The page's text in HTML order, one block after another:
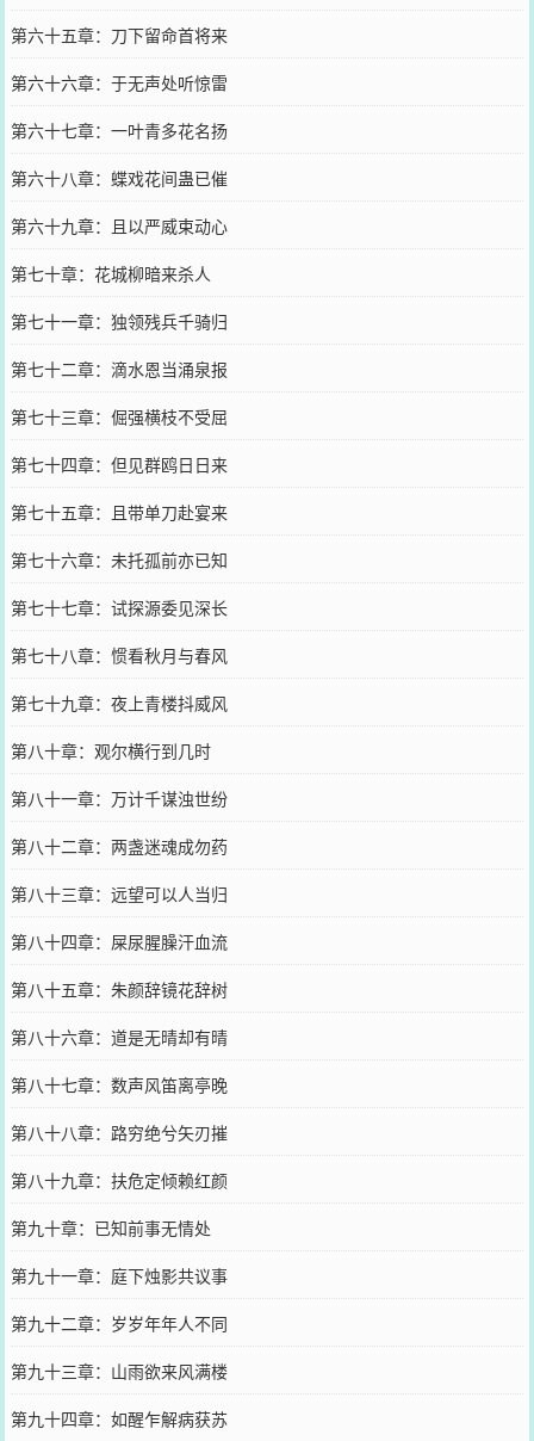
第六十五章：刀下留命首将来
第六十六章：于无声处听惊雷
第六十七章：一叶青多花名扬
第六十八章：蝶戏花间蛊已催
第六十九章：且以严威束动心
第七十章：花城柳暗来杀人
第七十一章：独领残兵千骑归
第七十二章：滴水恩当涌泉报
第七十三章：倔强横枝不受屈
第七十四章：但见群鸥日日来
第七十五章：且带单刀赴宴来
第七十六章：未托孤前亦已知
第七十七章：试探源委见深长
第七十八章：惯看秋月与春风
第七十九章：夜上青楼抖威风
第八十章：观尔横行到几时
第八十一章：万计千谋浊世纷
第八十二章：两盏迷魂成勿药
第八十三章：远望可以人当归
第八十四章：屎尿腥臊汗血流
第八十五章：朱颜辞镜花辞树
第八十六章：道是无晴却有晴
第八十七章：数声风笛离亭晚
第八十八章：路穷绝兮矢刃摧
第八十九章：扶危定倾赖红颜
第九十章：已知前事无情处
第九十一章：庭下烛影共议事
第九十二章：岁岁年年人不同
第九十三章：山雨欲来风满楼
第九十四章：如醒乍解病获苏